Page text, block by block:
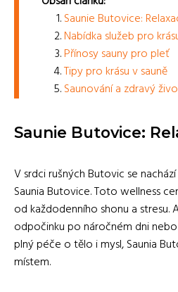
Saunie Butovice:
Nabídka služeb pro
Přínosy sauny pro pleť
Tipy pro krásu v sauně
Saunování a zdravý
Saunie Butovice:
V srdci rušných Butovic se
Saunia Butovice. Toto wellness
od každodenního shonu a stresu.
odpočinku po náročném dni
plný péče o tělo i mysl, Saunia
místem.